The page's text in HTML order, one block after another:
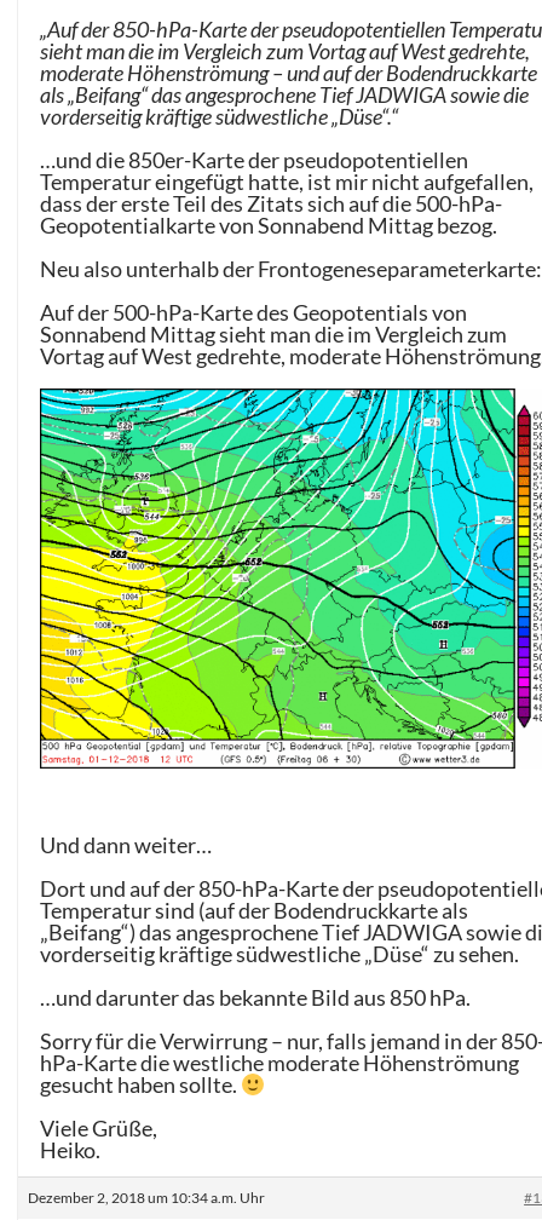
„Auf der 850-hPa-Karte der pseudopotentiellen
sieht man die im Vergleich zum Vortag auf West gedrehte,
moderate Höhenströmung – und auf der Bodendruckkarte
als „Beifang“ das angesprochene Tief JADWIGA sowie die
vorderseitig kräftige südwestliche „Düse“.“
…und die 850er-Karte der pseudopotentiellen
Temperatur eingefügt hatte, ist mir nicht aufgefallen,
dass der erste Teil des Zitats sich auf die 500-hPa-
Geopotentialkarte von Sonnabend Mittag bezog.
Neu also unterhalb der Frontogeneseparameterkarte:
Auf der 500-hPa-Karte des Geopotentials von
Sonnabend Mittag sieht man die im Vergleich zum
Vortag auf West gedrehte, moderate
Und dann weiter…
Dort und auf der 850-hPa-Karte der
Temperatur sind (auf der Bodendruckkarte als
„Beifang“) das angesprochene Tief JADWIGA sowie
vorderseitig kräftige südwestliche „Düse“ zu sehen.
…und darunter das bekannte Bild aus 850 hPa.
Sorry für die Verwirrung – nur, falls jemand in der
hPa-Karte die westliche moderate Höhenströmung
gesucht haben sollte.
Viele Grüße,
Heiko.
Dezember 2, 2018 um 10:34 a.m. Uhr